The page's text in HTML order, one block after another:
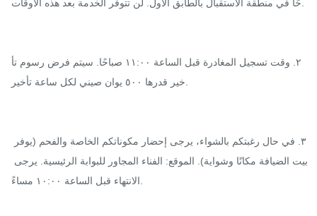
حًا في منطقة الاستقبال بالطابق الأول. لن تتوفر الخدمة بعد هذه الأوقات.
٢. وقت تسجيل المغادرة قبل الساعة ١١:٠٠ صباحًا. سيتم فرض رسوم تأ
خير قدرها ٥٠٠ يوان صيني لكل ساعة تأخير.
الانتهاء قبل الساعة ١٠:٠٠ مساءً.